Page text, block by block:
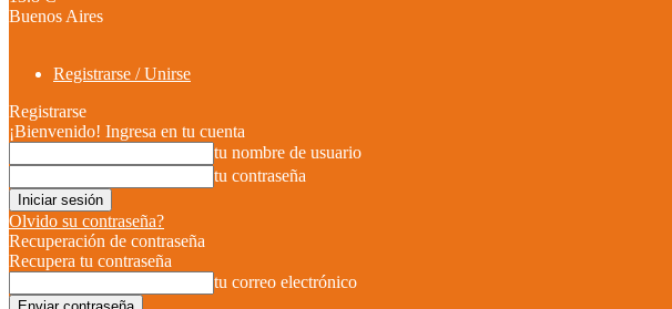
Buenos Aires
Registrarse / Unirse
Registrarse
¡Bienvenido! Ingresa en tu cuenta
tu nombre de usuario
tu contraseña
Olvido su contraseña?
Recuperación de contraseña
Recupera tu contraseña
tu correo electrónico